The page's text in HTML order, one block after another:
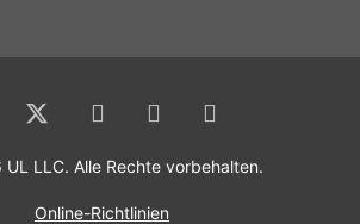
LLC. Alle Rechte vorbehalten.
Online-Richtlinien